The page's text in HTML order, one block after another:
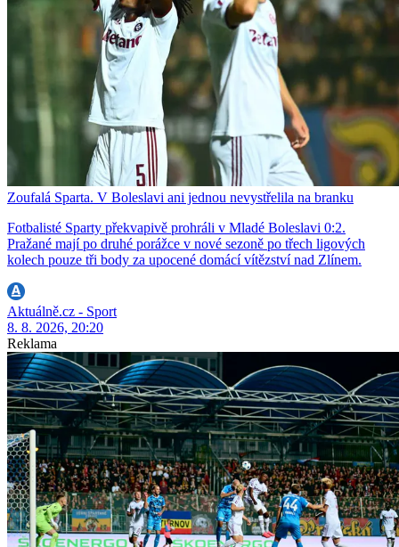
Zoufalá Sparta. V Boleslavi ani jednou nevystřelila na branku
Fotbalisté Sparty překvapivě prohráli v Mladé Boleslavi 0:2.
Pražané mají po druhé porážce v nové sezoně po třech ligových
kolech pouze tři body za upocené domácí vítězství nad Zlínem.
Aktuálně.cz - Sport
8. 8. 2026, 20:20
Reklama